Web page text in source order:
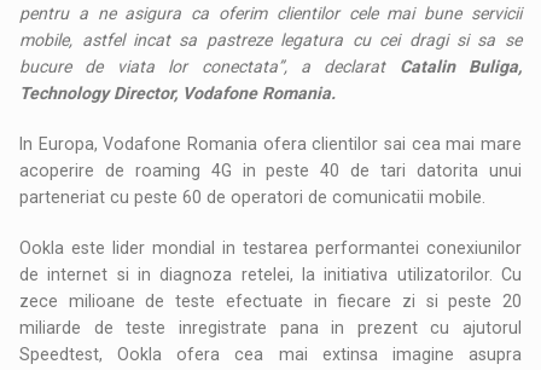
pentru a ne asigura ca oferim clientilor cele mai bune servicii
mobile, astfel incat sa pastreze legatura cu cei dragi si sa se
bucure de viata lor conectata”, a declaratCatalin Buliga,
Technology Director, Vodafone Romania.
In Europa, Vodafone Romania ofera clientilor sai cea mai mare
acoperire de roaming 4G in peste 40 de tari datorita unui
parteneriat cu peste 60 de operatori de comunicatii mobile.
Ookla este lider mondial in testarea performantei conexiunilor
de internet si in diagnoza retelei, la initiativa utilizatorilor. Cu
zece milioane de teste efectuate in fiecare zi si peste 20
miliarde de teste inregistrate pana in prezent cu ajutorul
Speedtest, Ookla ofera cea mai extinsa imagine asupra